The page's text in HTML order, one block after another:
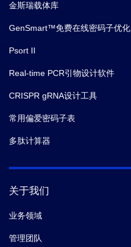
金斯瑞载体库
GenSmart™免费在线密码子优化
Psort II
Real-time PCR引物设计软件
CRISPR gRNA设计工具
常用偏爱密码子表
多肽计算器
关于我们
业务领域
管理团队